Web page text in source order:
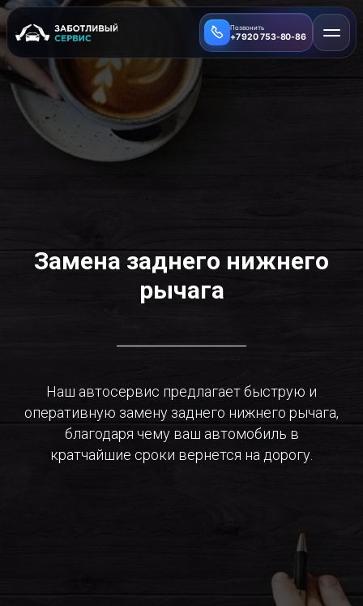
Позвонить
+7 920 753-80-86
Замена заднего нижнего
рычага
Наш автосервис предлагает быструю и
оперативную замену заднего нижнего рычага,
благодаря чему ваш автомобиль в
кратчайшие сроки вернется на дорогу.